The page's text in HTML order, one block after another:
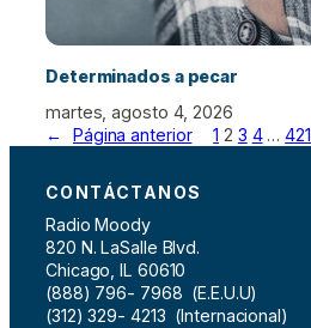
Determinados a pecar
martes, agosto 4, 2026
←
Página anterior 1 2 3 4 … 421
CONTÁCTANOS
Radio Moody
820 N. LaSalle Blvd.
Chicago, IL 60610
(888) 796- 7968 (E.E.U.U)
(312) 329- 4213 (Internacional)